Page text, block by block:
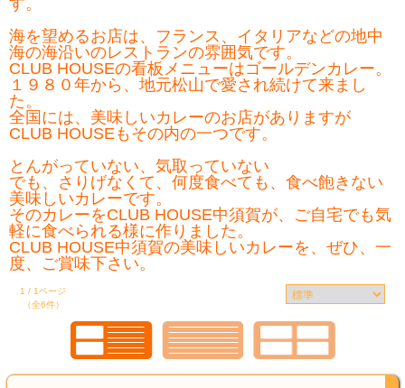
す。
海を望めるお店は、フランス、イタリアなどの地中
海の海沿いのレストランの雰囲気です。
CLUB HOUSEの看板メニューはゴールデンカレー。
１９８０年から、地元松山で愛され続けて来まし
た。
全国には、美味しいカレーのお店がありますが
CLUB HOUSEもその内の一つです。
とんがっていない、気取っていない
でも、さりげなくて、何度食べても、食べ飽きない
美味しいカレーです。
そのカレーをCLUB HOUSE中須賀が、ご自宅でも気
軽に食べられる様に作りました。
CLUB HOUSE中須賀の美味しいカレーを、ぜひ、一
度、ご賞味下さい。
1 / 1ページ
（全6件）